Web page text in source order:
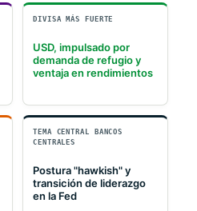
DIVISA MÁS FUERTE
USD, impulsado por
demanda de refugio y
ventaja en rendimientos
TEMA CENTRAL BANCOS
CENTRALES
Postura "hawkish" y
transición de liderazgo
en la Fed